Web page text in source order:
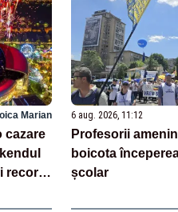
Marian
cazare
record
6 aug. 2026, 11:12
Profesorii
boicota
școlar